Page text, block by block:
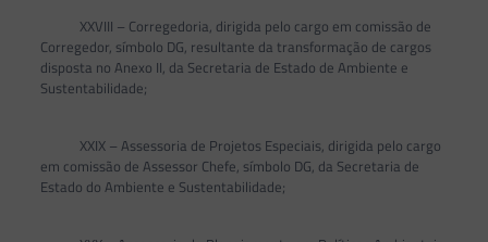
XXVIII – Corregedoria, dirigida pelo cargo em comissão de
Corregedor, símbolo DG, resultante da transformação de cargos
disposta no Anexo II, da Secretaria de Estado de Ambiente e
Sustentabilidade;
XXIX – Assessoria de Projetos Especiais, dirigida pelo cargo
em comissão de Assessor Chefe, símbolo DG, da Secretaria de
Estado do Ambiente e Sustentabilidade;